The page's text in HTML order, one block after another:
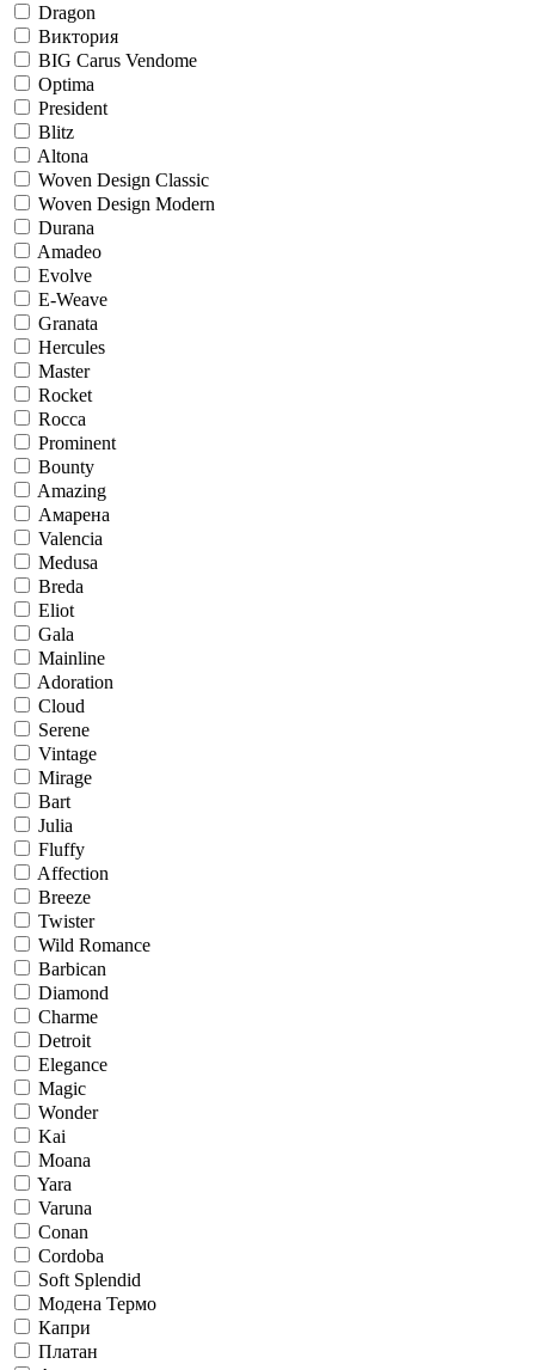
Dragon
Виктория
BIG Carus Vendome
Optima
President
Blitz
Altona
Woven Design Classic
Woven Design Modern
Durana
Amadeo
Evolve
E-Weave
Granata
Hercules
Master
Rocket
Rocca
Prominent
Bounty
Amazing
Амарена
Valencia
Medusa
Breda
Eliot
Gala
Mainline
Adoration
Cloud
Serene
Vintage
Mirage
Bart
Julia
Fluffy
Affection
Breeze
Twister
Wild Romance
Barbican
Diamond
Charme
Detroit
Elegance
Magic
Wonder
Kai
Moana
Yara
Varuna
Conan
Cordoba
Soft Splendid
Модена Термо
Капри
Платан